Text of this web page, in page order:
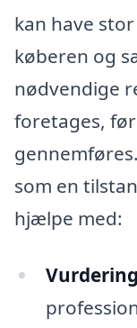
kan have
køberen og
nødvendige
foretages,
som en
hjælpe med: